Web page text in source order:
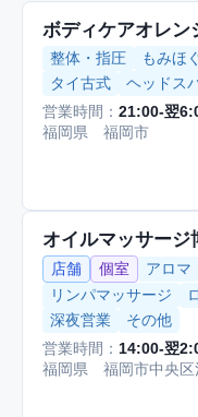
ボディケアオレン
整体・指圧 もみほ
タイ古式
ヘッドス
営業時間： 21:00-翌
福岡県 福岡市
オイルマッサージ
店舗 個室 アロマ
リンパマッサージ
深夜営業
その他
営業時間： 14:00-翌
福岡県 福岡市中央区